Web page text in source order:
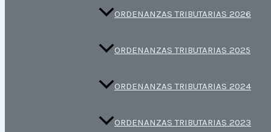
ORDENANZAS TRIBUTARIAS 2026
ORDENANZAS TRIBUTARIAS 2025
ORDENANZAS TRIBUTARIAS 2024
ORDENANZAS TRIBUTARIAS 2023